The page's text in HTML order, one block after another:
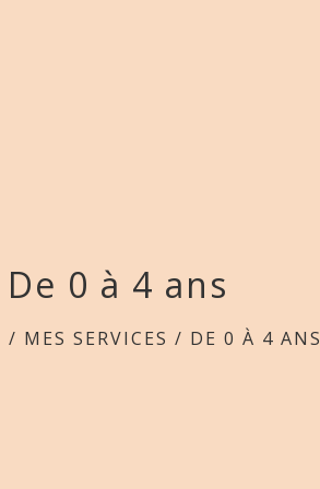
De 0 à 4 ans
/ MES SERVICES / DE 0 À 4 ANS